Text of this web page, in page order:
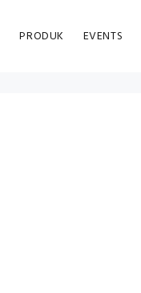
PRODUK EVENTS